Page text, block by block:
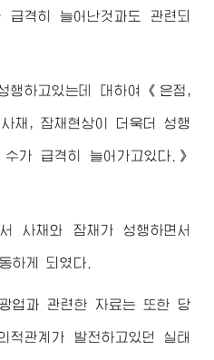
격히 늘어난것과도 관련되
행하고있는데 대하여《은점,
채, 잠채현상이 더욱더 성행
가 급격히 늘어가고있다.》
사채와 잠채가 성행하면서
하게 되였다.
업과 관련한 자료는 또한 당
적관계가 발전하고있던 실태